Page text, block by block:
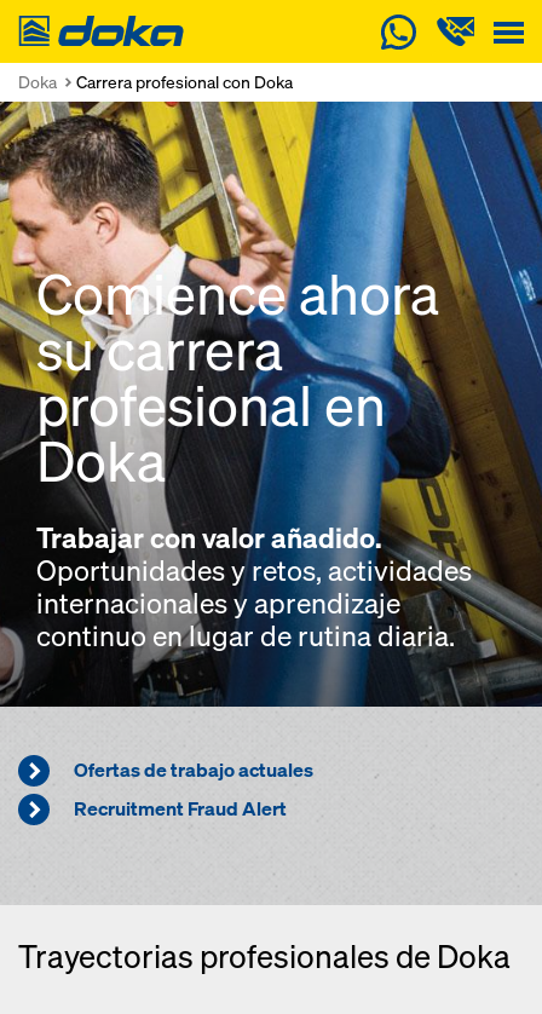
Doka
Doka Carrera profesional con Doka
Comience ahora
su carrera
profesional en
Doka
Trabajar con valor añadido.
Oportunidades y retos, actividades
internacionales y aprendizaje
continuo en lugar de rutina diaria.
Ofertas de trabajo actuales
Recruitment Fraud Alert
Trayectorias profesionales de Doka